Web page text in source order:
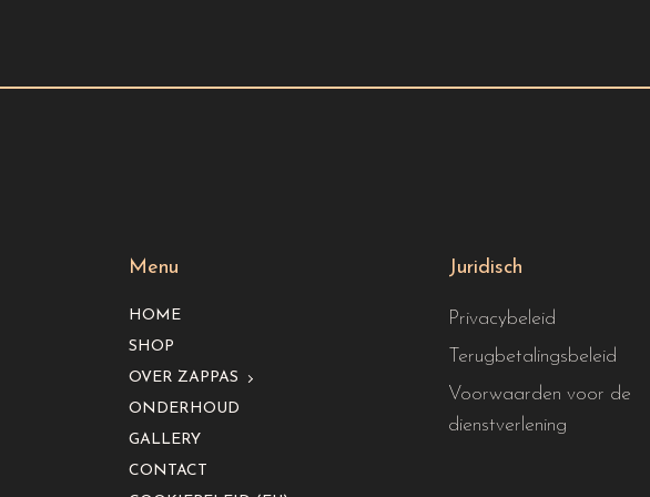
Menu
HOME
SHOP
OVER ZAPPAS
ONDERHOUD
GALLERY
CONTACT
Juridisch
Privacybeleid
Terugbetalingsbeleid
Voorwaarden voor de
dienstverlening